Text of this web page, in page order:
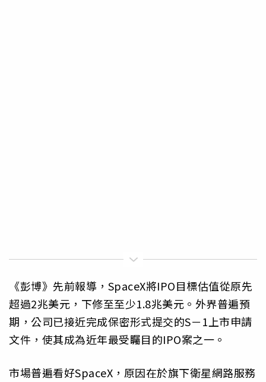
《彭博》先前報導，SpaceX將IPO目標估值從原先
超過2兆美元，下修至至少1.8兆美元。外界普遍預
期，公司已接近完成保密形式提交的S－1上市申請
文件，使其成為近年最受矚目的IPO案之一。
市場普遍看好SpaceX，原因在於旗下衛星網路服務